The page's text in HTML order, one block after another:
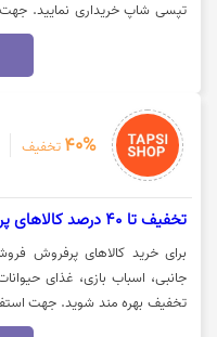
تپسی شاپ خریداری نمایید. جهت
40% تخفیف
تخفیف تا 40 درصد کالاهای پرفروش تپسی شاپ
برای خرید کالاهای پرفروش
تخفیف بهره مند شوید. جهت